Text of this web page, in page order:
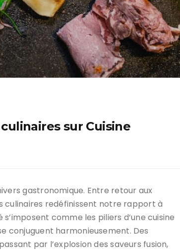
sur Cuisine
gastronomique. Entre retour aux
culinaires redéfinissent notre rapport à
comme les piliers d’une cuisine
conjuguent harmonieusement. Des
par l’explosion des saveurs fusion,